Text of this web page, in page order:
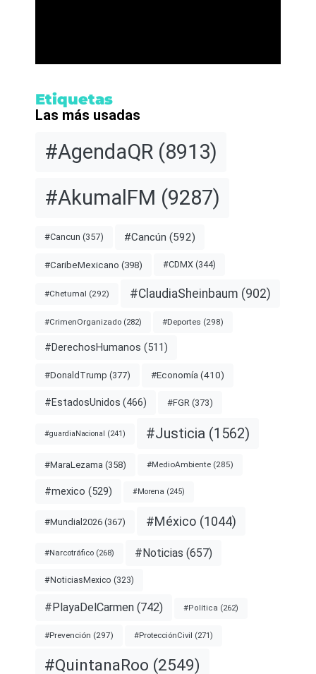
Etiquetas
Las más usadas
#AgendaQR (8913)
#AkumalFM (9287)
#Cancun (357) #Cancún (592)
#CaribeMexicano (398) #CDMX (344)
#Chetumal (292) #ClaudiaSheinbaum (902)
#CrimenOrganizado (282) #Deportes (298)
#DerechosHumanos (511)
#DonaldTrump (377) #Economía (410)
#EstadosUnidos (466) #FGR (373)
#guardiaNacional (241) #Justicia (1562)
#MaraLezama (358) #MedioAmbiente (285)
#mexico (529) #Morena (245)
#Mundial2026 (367) #México (1044)
#Narcotráfico (268) #Noticias (657)
#NoticiasMexico (323)
#PlayaDelCarmen (742) #Política (262)
#Prevención (297) #ProtecciónCivil (271)
#QuintanaRoo (2549)